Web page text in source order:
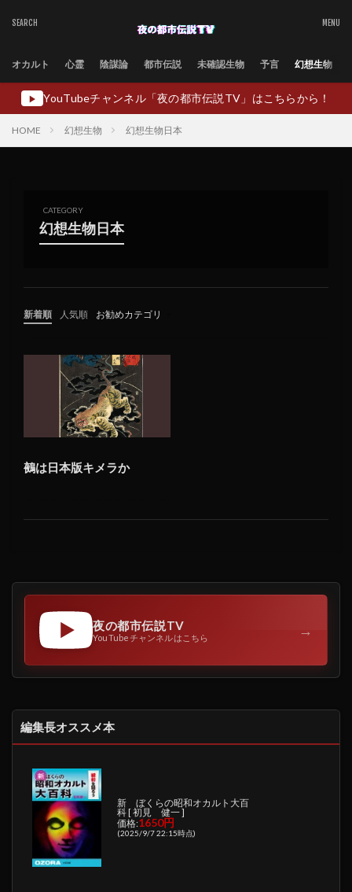
オカルト 心霊 陰謀論 都市伝説 未確認生物 予言 幻想生物
▶ YouTubeチャンネル「夜の都市伝説TV」はこちらから！
HOME 幻想生物 幻想生物日本
CATEGORY
幻想生物日本
新着順 人気順
お勧めカテゴリ
鵺は日本版キメラか
夜の都市伝説TV
YouTubeチャンネルはこちら →
編集長オススメ本
新 ぼくらの昭和オカルト大百
科 [ 初見 健一 ]
価格:1650円
(2025/9/7 22:15時点)